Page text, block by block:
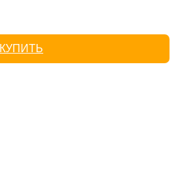
КУПИТЬ